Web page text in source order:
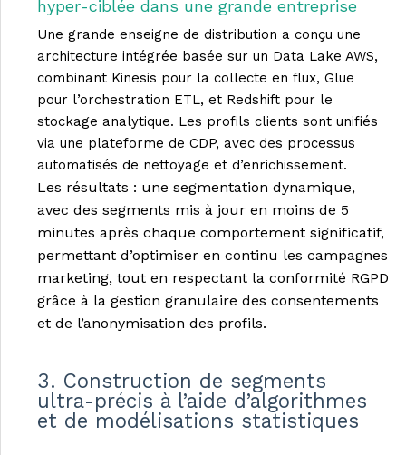
hyper-ciblée dans une grande entreprise
Une grande enseigne de distribution a conçu une
architecture intégrée basée sur un Data Lake AWS,
combinant Kinesis pour la collecte en flux, Glue
pour l’orchestration ETL, et Redshift pour le
stockage analytique. Les profils clients sont unifiés
via une plateforme de CDP, avec des processus
automatisés de nettoyage et d’enrichissement.
Les résultats : une segmentation dynamique,
avec des segments mis à jour en moins de 5
minutes après chaque comportement significatif,
permettant d’optimiser en continu les campagnes
marketing, tout en respectant la conformité RGPD
grâce à la gestion granulaire des consentements
et de l’anonymisation des profils.
3. Construction de segments
ultra-précis à l’aide d’algorithmes
et de modélisations statistiques